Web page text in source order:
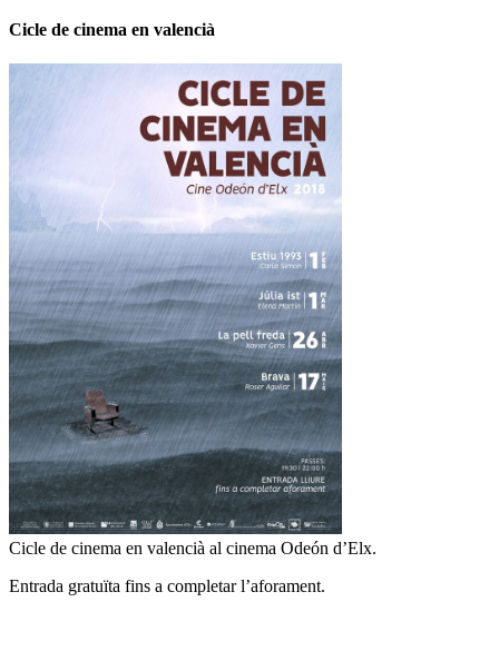
Cicle de cinema en valencià
Cicle de cinema en valencià al cinema Odeón d’Elx.
Entrada gratuïta fins a completar l’aforament.